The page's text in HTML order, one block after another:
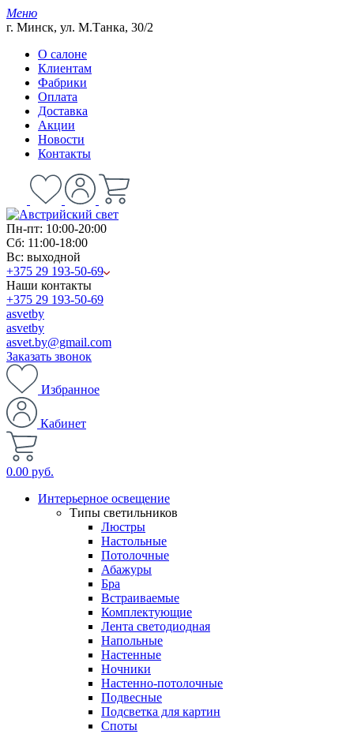
Меню
г. Минск, ул. М.Танка, 30/2
О салоне
Клиентам
Фабрики
Оплата
Доставка
Акции
Новости
Контакты
Пн-пт: 10:00-20:00
Сб: 11:00-18:00
Вс: выходной
+375 29 193-50-69
Наши контакты
+375 29 193-50-69
asvetby
asvetby
asvet.by@gmail.com
Заказать звонок
Избранное
Кабинет
0.00 руб.
Интерьерное освещение
Типы светильников
Люстры
Настольные
Потолочные
Абажуры
Бра
Встраиваемые
Комплектующие
Лента светодиодная
Напольные
Настенные
Ночники
Настенно-потолочные
Подвесные
Подсветка для картин
Споты